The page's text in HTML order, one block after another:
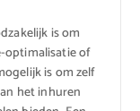
is om
optimalisatie of
is om zelf
het inhuren